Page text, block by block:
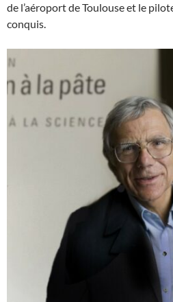
de l’aéroport de Toulouse et le
conquis.